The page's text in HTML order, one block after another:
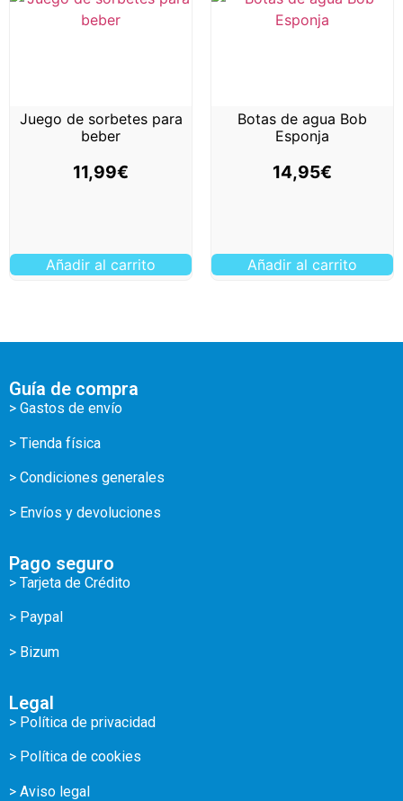
Juego de sorbetes para
beber
11,99€
Añadir al carrito
Botas de agua Bob
Esponja
14,95€
Añadir al carrito
Guía de compra
> Gastos de envío
> Tienda física
> Condiciones generales
> Envíos y devoluciones
Pago seguro
> Tarjeta de Crédito
> Paypal
> Bizum
Legal
> Política de privacidad
> Política de cookies
> Aviso legal